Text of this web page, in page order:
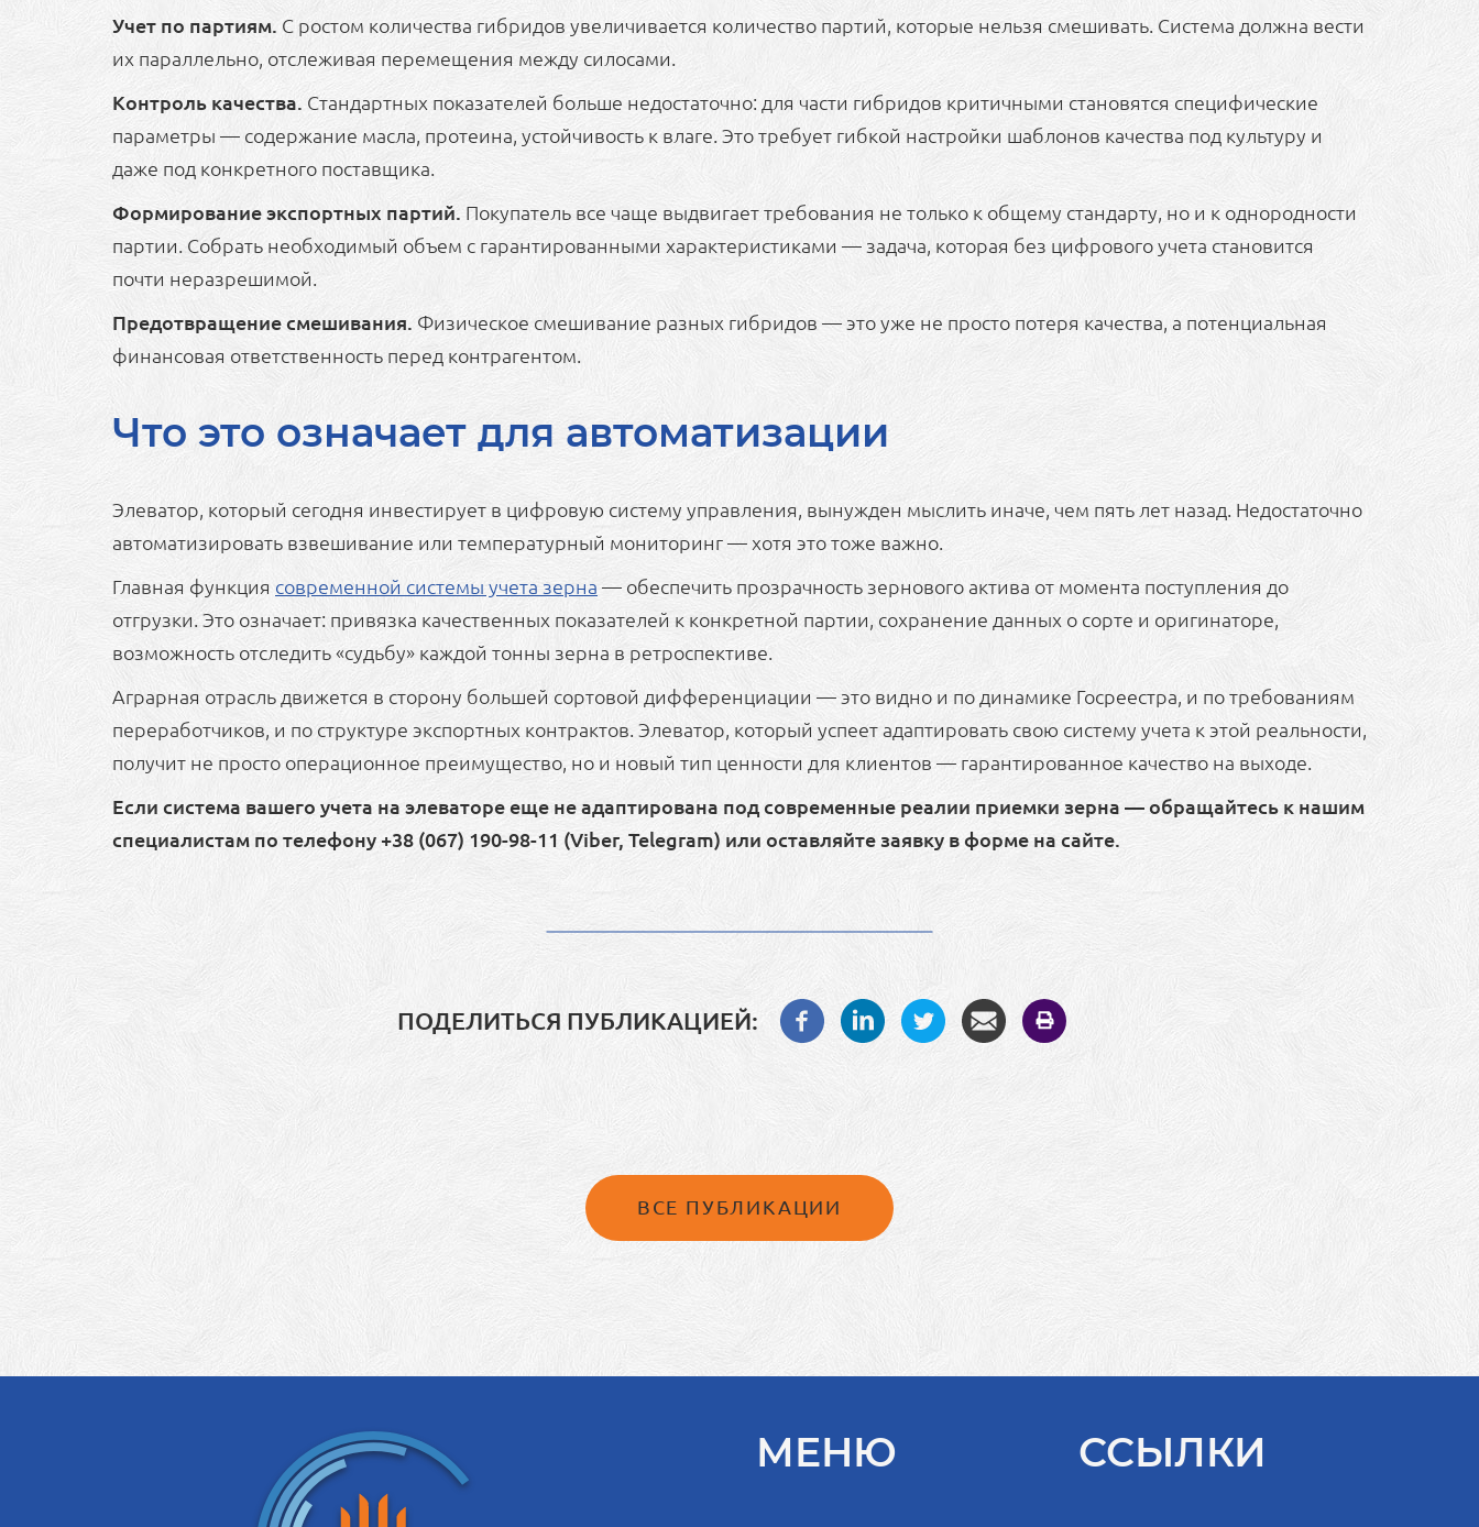
Учет по партиям. С ростом количества гибридов увеличивается количество партий, которые нельзя смешивать. Система должна вести
их параллельно, отслеживая перемещения между силосами.
Контроль качества. Стандартных показателей больше недостаточно: для части гибридов критичными становятся специфические
параметры — содержание масла, протеина, устойчивость к влаге. Это требует гибкой настройки шаблонов качества под культуру и
даже под конкретного поставщика.
Формирование экспортных партий. Покупатель все чаще выдвигает требования не только к общему стандарту, но и к однородности
партии. Собрать необходимый объем с гарантированными характеристиками — задача, которая без цифрового учета становится
почти неразрешимой.
Предотвращение смешивания. Физическое смешивание разных гибридов — это уже не просто потеря качества, а потенциальная
финансовая ответственность перед контрагентом.
Что это означает для автоматизации
Элеватор, который сегодня инвестирует в цифровую систему управления, вынужден мыслить иначе, чем пять лет назад. Недостаточно
автоматизировать взвешивание или температурный мониторинг — хотя это тоже важно.
Главная функция современной системы учета зерна — обеспечить прозрачность зернового актива от момента поступления до
отгрузки. Это означает: привязка качественных показателей к конкретной партии, сохранение данных о сорте и оригинаторе,
возможность отследить «судьбу» каждой тонны зерна в ретроспективе.
Аграрная отрасль движется в сторону большей сортовой дифференциации — это видно и по динамике Госреестра, и по требованиям
переработчиков, и по структуре экспортных контрактов. Элеватор, который успеет адаптировать свою систему учета к этой реальности,
получит не просто операционное преимущество, но и новый тип ценности для клиентов — гарантированное качество на выходе.
Если система вашего учета на элеваторе еще не адаптирована под современные реалии приемки зерна — обращайтесь к нашим
специалистам по телефону +38 (067) 190-98-11 (Viber, Telegram) или оставляйте заявку в форме на сайте.
ПОДЕЛИТЬСЯ ПУБЛИКАЦИЕЙ:
ВСЕ ПУБЛИКАЦИИ
МЕНЮ ССЫЛКИ